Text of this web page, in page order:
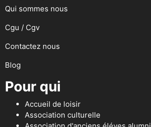
Qui sommes nous
Cgu / Cgv
Contactez nous
Blog
Pour qui
Accueil de loisir
Association culturelle